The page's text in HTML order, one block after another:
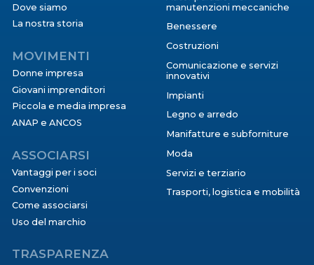
Dove siamo
La nostra storia
MOVIMENTI
Donne impresa
Giovani imprenditori
Piccola e media impresa
ANAP e ANCOS
ASSOCIARSI
Vantaggi per i soci
Convenzioni
Come associarsi
Uso del marchio
TRASPARENZA
manutenzioni meccaniche
Benessere
Costruzioni
Comunicazione e servizi
innovativi
Impianti
Legno e arredo
Manifatture e subforniture
Moda
Servizi e terziario
Trasporti, logistica e mobilità